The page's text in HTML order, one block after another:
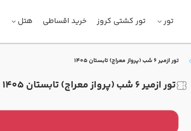
تور تور کشتی کروز خرید اقساطی هتل
تور ازمیر 6 شب (پرواز معراج) تابستان 1405
تور ازمیر 6 شب (پرواز معراج) تابستان 1405